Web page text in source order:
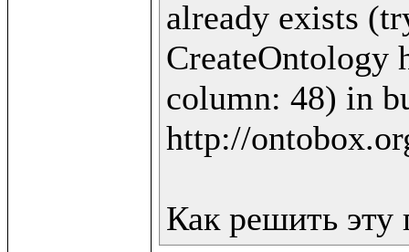
already exists
CreateOntology
column: 48) in
http://